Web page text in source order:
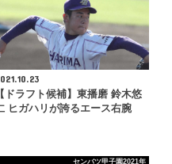
【ドラフト候補】東播磨 鈴木悠
ヒガハリが誇るエース右腕
センバツ甲子園2021年